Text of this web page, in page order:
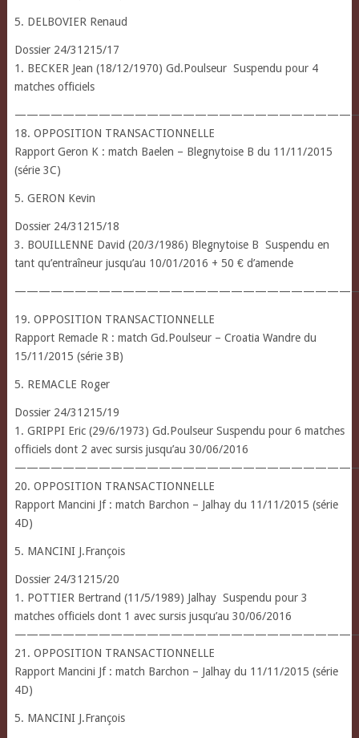
5. DELBOVIER Renaud
Dossier 24/31215/17
1. BECKER Jean (18/12/1970) Gd.Poulseur Suspendu pour 4
matches officiels
18. OPPOSITION TRANSACTIONNELLE
Rapport Geron K : match Baelen – Blegnytoise B du 11/11/2015
(série 3C)
5. GERON Kevin
Dossier 24/31215/18
3. BOUILLENNE David (20/3/1986) Blegnytoise B Suspendu en
tant qu’entraîneur jusqu’au 10/01/2016 + 50 € d’amende
19. OPPOSITION TRANSACTIONNELLE
Rapport Remacle R : match Gd.Poulseur – Croatia Wandre du
15/11/2015 (série 3B)
5. REMACLE Roger
Dossier 24/31215/19
1. GRIPPI Eric (29/6/1973) Gd.Poulseur Suspendu pour 6 matches
officiels dont 2 avec sursis jusqu’au 30/06/2016
20. OPPOSITION TRANSACTIONNELLE
Rapport Mancini Jf : match Barchon – Jalhay du 11/11/2015 (série
4D)
5. MANCINI J.François
Dossier 24/31215/20
1. POTTIER Bertrand (11/5/1989) Jalhay Suspendu pour 3
matches officiels dont 1 avec sursis jusqu’au 30/06/2016
21. OPPOSITION TRANSACTIONNELLE
Rapport Mancini Jf : match Barchon – Jalhay du 11/11/2015 (série
4D)
5. MANCINI J.François